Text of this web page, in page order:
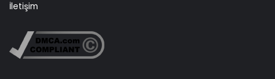
İletişim